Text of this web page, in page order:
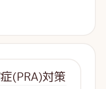
(PRA)対策